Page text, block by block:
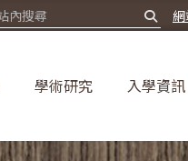
學術研究 入學資訊